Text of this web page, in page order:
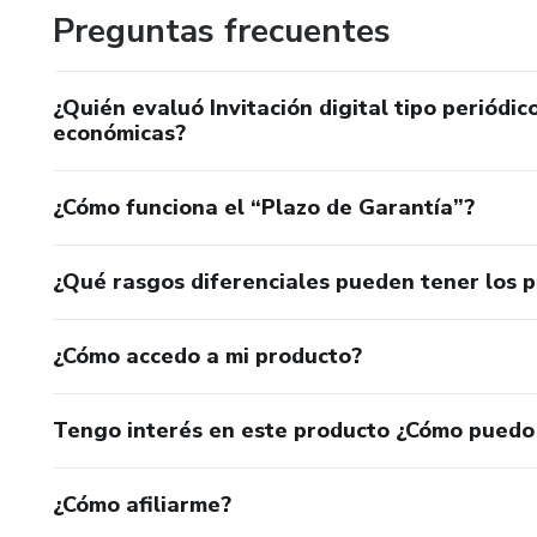
El diseño para mí es una forma de vida que mezcla
transmitir en cada producto que vendo. Gracias por
hacer que cada día sea más bello, práctico y con ese
Preguntas frecuentes
¿Quién evaluó Invitación digital tipo
económicas?
¿Cómo funciona el “Plazo de Garantía”?
¿Qué rasgos diferenciales pueden tener los
¿Cómo accedo a mi producto?
Tengo interés en este producto ¿Cómo
¿Cómo afiliarme?